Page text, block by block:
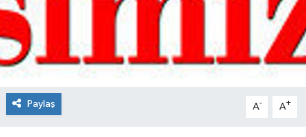
Paylaş A- A+
Tokat Haberleri
Yaşam